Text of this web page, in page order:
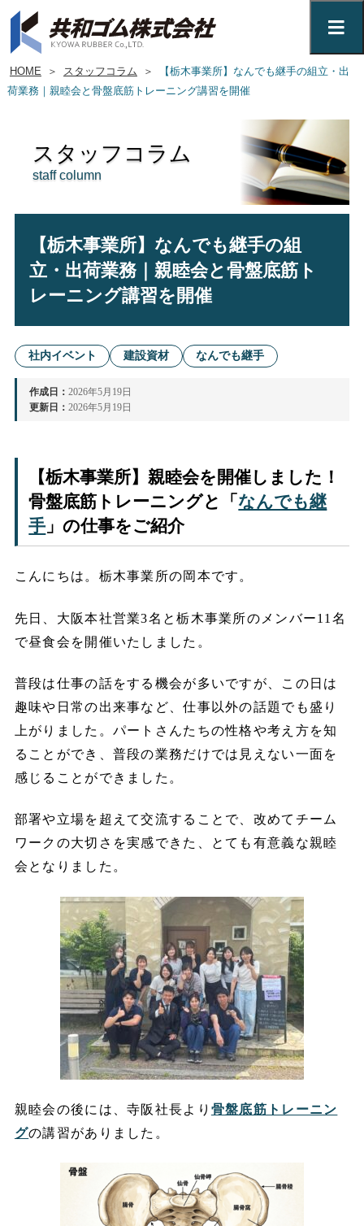
HOME ＞ スタッフコラム ＞
【栃木事業所】なんでも継手の組立・出
荷業務｜親睦会と骨盤底筋トレーニング講習を開催
スタッフコラム
staff column
【栃木事業所】なんでも継手の組
立・出荷業務｜親睦会と骨盤底筋ト
レーニング講習を開催
社内イベント 建設資材 なんでも継手
作成日： 2026年5月19日
更新日： 2026年5月19日
【栃木事業所】親睦会を開催しました！
骨盤底筋トレーニングと「 なんでも継
手 」の仕事をご紹介
こんにちは。栃木事業所の岡本です。
先日、大阪本社営業3名と栃木事業所のメンバー11名
で昼食会を開催いたしました。
普段は仕事の話をする機会が多いですが、この日は
趣味や日常の出来事など、仕事以外の話題でも盛り
上がりました。パートさんたちの性格や考え方を知
ることができ、普段の業務だけでは見えない一面を
感じることができました。
部署や立場を超えて交流することで、改めてチーム
ワークの大切さを実感できた、とても有意義な親睦
会となりました。
親睦会の後には、寺阪社長より 骨盤底筋トレーニン
グの講習がありました。